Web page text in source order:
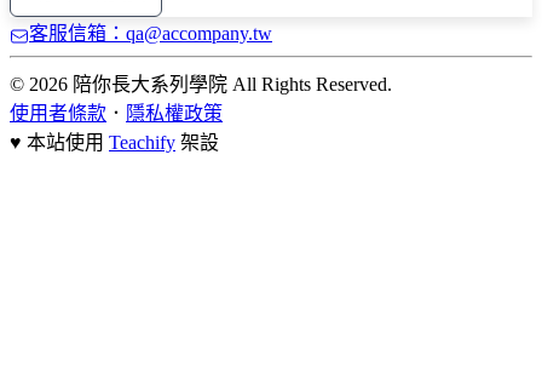
客服信箱：qa@accompany.tw
© 2026 陪你長大系列學院 All Rights Reserved.
使用者條款 ． 隱私權政策
♥ 本站使用 Teachify 架設